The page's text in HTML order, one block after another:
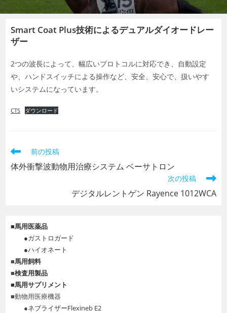
Smart Coat Plus技術によるデュアルダイオードレー
ザー
2つの波長によって、幅広いプロトコルに対応でき、自動設定
や、ハンドスイッチによる操作など、安全、安心で、扱いやす
いシステムになっています。
CTS ダウンロード
そ
の
他
む
前の投稿
体外衝撃波動物用治療システム ベーサトロン
次の投稿
デジタルレントゲン Rayence 1012WCA
■馬用医薬品
●ガストロガード
●ハイオネート
■馬用飼料
■検査用製品
■馬用サプリメント
■動物用医療機器
●ネブライザーFlexineb E2